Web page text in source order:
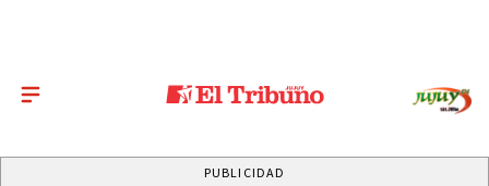
PUBLICIDAD